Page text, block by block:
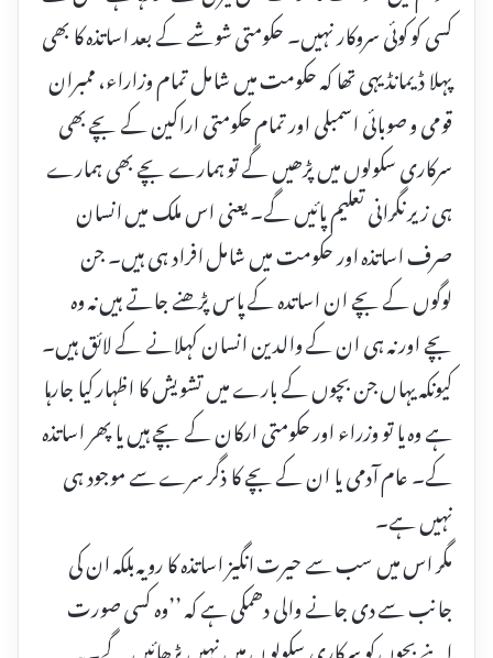
کسی کو کوئی سروکار نہیں۔ حکومتی شوشے کے بعد اساتذہ کا بھی
پہلا ڈیمانڈ یہی تھا کہ حکومت میں شامل تمام وزاراء، ممبران
قومی و صوبائی اسمبلی اور تمام حکومتی اراکین کے بچے بھی
سرکاری سکولوں میں پڑھیں گے تو ہمارے بچے بھی ہمارے
ہی زیر نگرانی تعلیم پائیں گے۔ یعنی اس ملک میں انسان
صرف اساتذہ اور حکومت میں شامل افراد ہی ہیں۔ جن
لوگوں کے بچے ان اساتدہ کے پاس پڑھنے جاتے ہیں نہ وہ
بچے اور نہ ہی ان کے والدین انسان کہلانے کے لائق ہیں۔
کیونکہ یہاں جن بچوں کے بارے میں تشویش کا اظہار کیا جارہا
ہے وہ یا تو وزراء اور حکومتی ارکان کے بچے ہیں یا پھر اساتذہ
کے۔ عام آدمی یا ان کے بچے کا ذگر سرے سے موجود ہی
نہیں ہے۔
مگر اس میں سب سے حیرت انگیز اساتذہ کا رویہ بلکہ ان کی
جانب سے دی جانے والی دھمکی ہے کہ ’’وہ کسی صورت
اپنے بچوں کو سرکاری سکولو ں میں نہیں پڑھائیں گے۔ یہ